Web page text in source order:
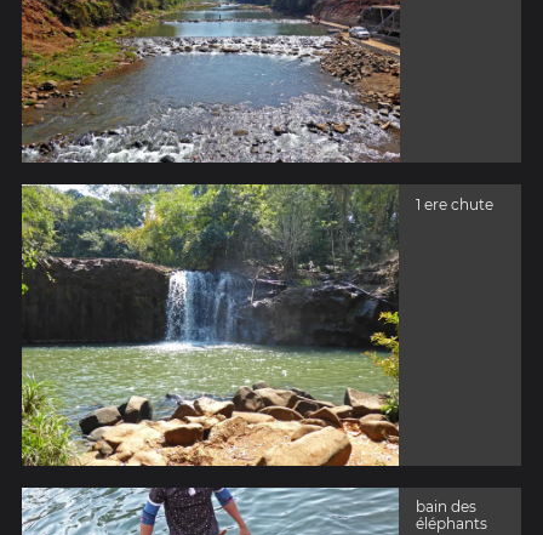
1 ere chute
bain des
éléphants